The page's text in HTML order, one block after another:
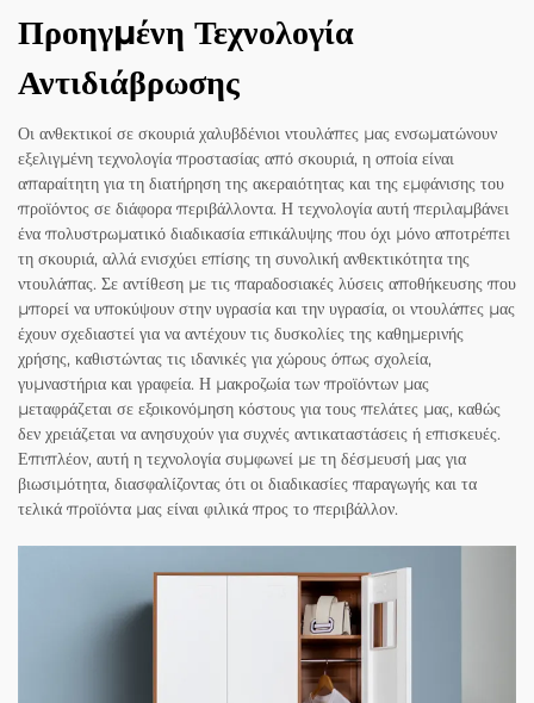
Προηγμένη Τεχνολογία
Αντιδιάβρωσης
Οι ανθεκτικοί σε σκουριά χαλυβδένιοι ντουλάπες μας ενσωματώνουν
εξελιγμένη τεχνολογία προστασίας από σκουριά, η οποία είναι
απαραίτητη για τη διατήρηση της ακεραιότητας και της εμφάνισης του
προϊόντος σε διάφορα περιβάλλοντα. Η τεχνολογία αυτή περιλαμβάνει
ένα πολυστρωματικό διαδικασία επικάλυψης που όχι μόνο αποτρέπει
τη σκουριά, αλλά ενισχύει επίσης τη συνολική ανθεκτικότητα της
ντουλάπας. Σε αντίθεση με τις παραδοσιακές λύσεις αποθήκευσης που
μπορεί να υποκύψουν στην υγρασία και την υγρασία, οι ντουλάπες μας
έχουν σχεδιαστεί για να αντέχουν τις δυσκολίες της καθημερινής
χρήσης, καθιστώντας τις ιδανικές για χώρους όπως σχολεία,
γυμναστήρια και γραφεία. Η μακροζωία των προϊόντων μας
μεταφράζεται σε εξοικονόμηση κόστους για τους πελάτες μας, καθώς
δεν χρειάζεται να ανησυχούν για συχνές αντικαταστάσεις ή επισκευές.
Επιπλέον, αυτή η τεχνολογία συμφωνεί με τη δέσμευσή μας για
βιωσιμότητα, διασφαλίζοντας ότι οι διαδικασίες παραγωγής και τα
τελικά προϊόντα μας είναι φιλικά προς το περιβάλλον.